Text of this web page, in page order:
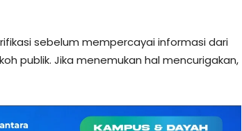
sebelum mempercayai informasi dari
publik. Jika menemukan hal mencurigakan,